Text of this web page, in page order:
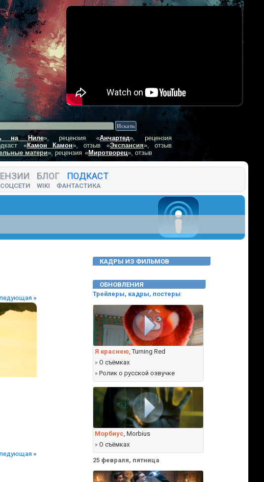
на Ниле», рецензия «Анчартед», рецензия
«Камон Камон», отзыв «Экспансия», отзыв
матери», рецензия «Миротворец», отзыв
БЛОГ ПОДКАСТ
СОЦСЕТИ WIKI ФАНТАСТИКА
»
»
КАДРЫ ИЗ ФИЛЬМОВ
ОБНОВЛЕНИЯ
Трейлеры, кадры, постеры:
Я краснею, Turning Red
» О съёмках
» Ролик о русской озвучке
Морбиус, Morbius
» О съёмках
25 февраля, пятница